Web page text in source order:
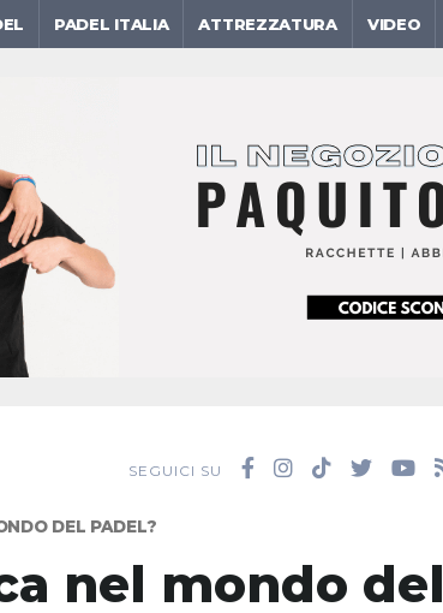
PADEL ITALIA ATTREZZATURA VIDEO
SEGUICI SU
DEL PADEL?
nel mondo del